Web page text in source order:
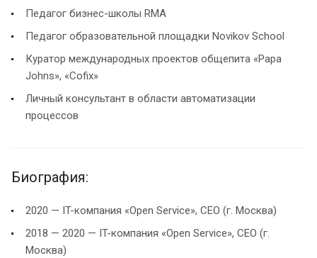
Педагог бизнес-школы RMA
Педагог образовательной площадки Novikov School
Куратор международных проектов общепита «Papa
Johns», «Сofix»
Личный консультант в области автоматизации
процессов
Биография:
2020 — IT-компания «Open Service», CEO (г. Москва)
2018 — 2020 — IT-компания «Open Service», CEO (г.
Москва)